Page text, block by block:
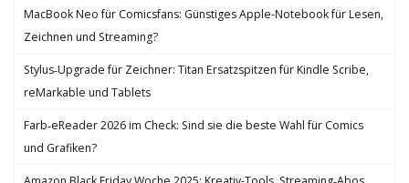
MacBook Neo für Comicsfans: Günstiges Apple-Notebook für Lesen,
Zeichnen und Streaming?
Stylus‑Upgrade für Zeichner: Titan Ersatzspitzen für Kindle Scribe,
reMarkable und Tablets
Farb‑eReader 2026 im Check: Sind sie die beste Wahl für Comics
und Grafiken?